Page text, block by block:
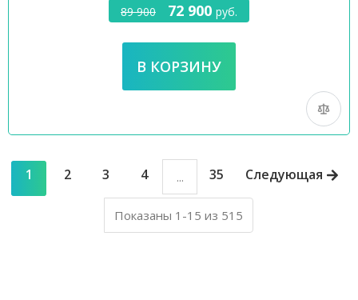
89 900 72 900 руб.
1 2 3 4 ... 35 Следующая
Показаны 1-15 из 515